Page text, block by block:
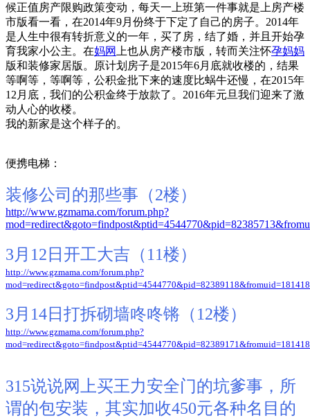
候正值房产限购政策变动，每天一上班第一件事就是上房产楼
市版看一看，在2014年9月份终于下定了自己的房子。2014年
是人生中很有转折意义的一年，买了房，结了婚，并且开始孕
育我家小公主。在妈网 上也从房产楼市版，转而关注怀孕妈妈
版和装修家居版。原计划房子是2015年6月底就收楼的，结果
等啊等，等啊等，公积金批下来的速度比蜗牛还慢，在2015年
12月底，我们的公积金终于放款了。2016年元旦我们迎来了激
动人心的收楼。
我的新家是这个样子的。
便携电梯：
装修公司的那些事（2楼）
http://www.gzmama.com/forum.php?
3月12日开工大吉（11楼）
http://www.gzmama.com/forum.php?
3月14日打拆砌墙咚咚锵（12楼）
http://www.gzmama.com/forum.php?
315说说网上买王力安全门的坑爹事，所
谓的包安装，其实加收450元各种名目的